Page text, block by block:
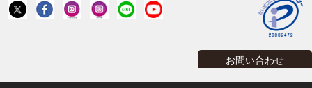
お問い合わせ